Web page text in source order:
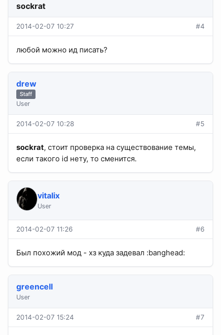
sockrat
2014-02-07 10:27 #4
любой можно ид писать?
drew
Staff
User
2014-02-07 10:28 #5
sockrat, стоит проверка на существование темы,
если такого id нету, то сменится.
vitalix
User
2014-02-07 11:26 #6
Был похожий мод - хз куда задевал :banghead:
greencell
User
2014-02-07 15:24 #7